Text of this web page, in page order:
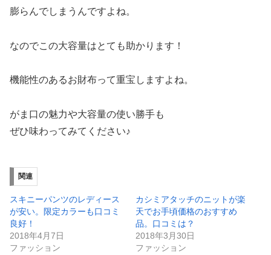
膨らんでしまうんですよね。
なのでこの大容量はとても助かります！
機能性のあるお財布って重宝しますよね。
がま口の魅力や大容量の使い勝手も
ぜひ味わってみてください♪
関連
スキニーパンツのレディース
が安い。限定カラーも口コミ
良好！
2018年4月7日
ファッション
カシミアタッチのニットが楽
天でお手頃価格のおすすめ
品。口コミは？
2018年3月30日
ファッション